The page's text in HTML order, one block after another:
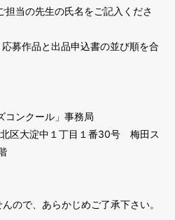
当の先生の氏名をご記入くださ
募作品と出品申込書の並び順を合
コンクール」事務局
区大淀中１丁目１番30号 梅田ス
ので、あらかじめご了承下さい。